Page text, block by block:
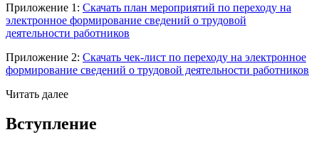
Приложение 1: Скачать план мероприятий по переходу на
электронное формирование сведений о трудовой
деятельности работников
Приложение 2: Скачать чек-лист по переходу на электронное
формирование сведений о трудовой деятельности работников
Читать далее
Вступление